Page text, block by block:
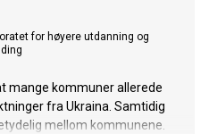
for høyere utdanning og
mange kommuner allerede
fra Ukraina. Samtidig
mellom kommunene.